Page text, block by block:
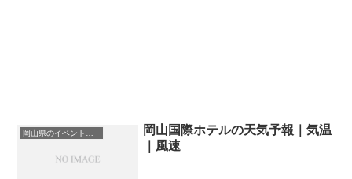
岡山国際ホテルの天気予報｜気温
｜風速